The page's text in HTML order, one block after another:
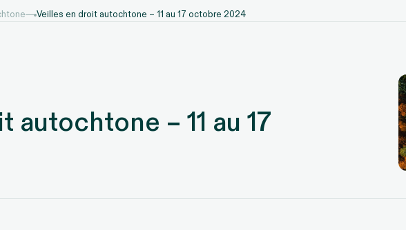
Veilles en droit autochtone – 11 au 17 octobre 2024
– 11 au 17